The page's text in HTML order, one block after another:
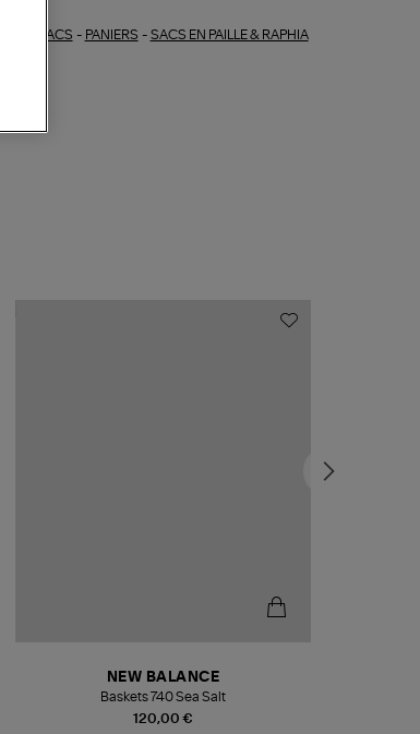
SACS - PANIERS - SACS EN PAILLE & RAPHIA
120,00 €
NEW BALANCE
Baskets 740 Sea Salt